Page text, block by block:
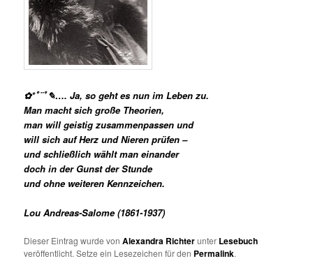
✿*ﾟ¨ﾟ✎…. Ja, so geht es nun im Leben zu.
Man macht sich große Theorien,
man will geistig zusammenpassen und
will sich auf Herz und Nieren prüfen –
und schließlich wählt man einander
doch in der Gunst der Stunde
und ohne weiteren Kennzeichen.
Lou Andreas-Salome (1861-1937)
Dieser Eintrag wurde vonAlexandra Richterunter Lesebuch
veröffentlicht. Setze ein Lesezeichen für den Permalink.